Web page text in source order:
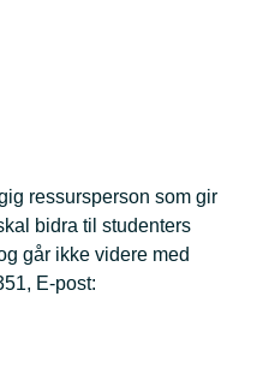
ressursperson som gir
bidra til studenters
går ikke videre med
E-post: